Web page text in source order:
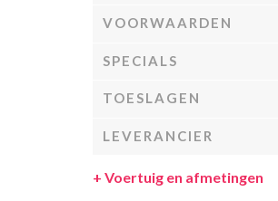
VOORWAARDEN
SPECIALS
TOESLAGEN
LEVERANCIER
+ Voertuig en afmetingen